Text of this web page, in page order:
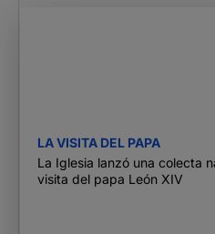
LA VISITA DEL PAPA
La Iglesia lanzó una colecta
visita del papa León XIV